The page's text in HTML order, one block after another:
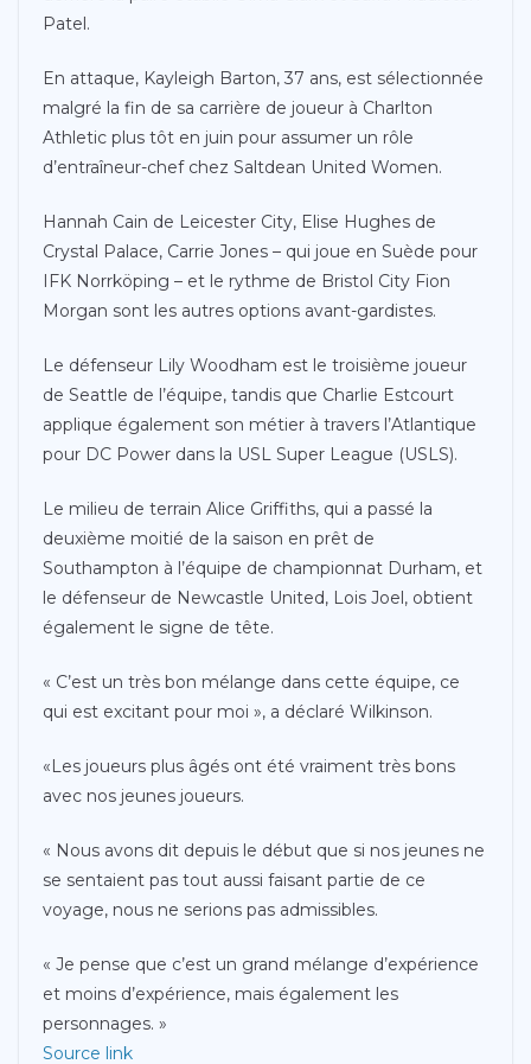
Patel.
En attaque, Kayleigh Barton, 37 ans, est sélectionnée
malgré la fin de sa carrière de joueur à Charlton
Athletic plus tôt en juin pour assumer un rôle
d’entraîneur-chef chez Saltdean United Women.
Hannah Cain de Leicester City, Elise Hughes de
Crystal Palace, Carrie Jones – qui joue en Suède pour
IFK Norrköping – et le rythme de Bristol City Fion
Morgan sont les autres options avant-gardistes.
Le défenseur Lily Woodham est le troisième joueur
de Seattle de l’équipe, tandis que Charlie Estcourt
applique également son métier à travers l’Atlantique
pour DC Power dans la USL Super League (USLS).
Le milieu de terrain Alice Griffiths, qui a passé la
deuxième moitié de la saison en prêt de
Southampton à l’équipe de championnat Durham, et
le défenseur de Newcastle United, Lois Joel, obtient
également le signe de tête.
« C’est un très bon mélange dans cette équipe, ce
qui est excitant pour moi », a déclaré Wilkinson.
«Les joueurs plus âgés ont été vraiment très bons
avec nos jeunes joueurs.
« Nous avons dit depuis le début que si nos jeunes ne
se sentaient pas tout aussi faisant partie de ce
voyage, nous ne serions pas admissibles.
« Je pense que c’est un grand mélange d’expérience
et moins d’expérience, mais également les
personnages. »
Source link